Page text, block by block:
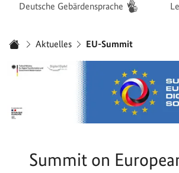
Deutsche Gebärdensprache
Aktuelles EU-Summit
Summit on